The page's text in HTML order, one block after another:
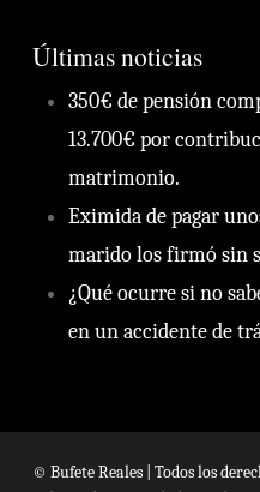
Últimas noticias
350€ de pensión
13.700€ por
matrimonio.
Eximida de pagar
marido los firmó sin
¿Qué ocurre si no
en un accidente de
© Bufete Reales | Todos los